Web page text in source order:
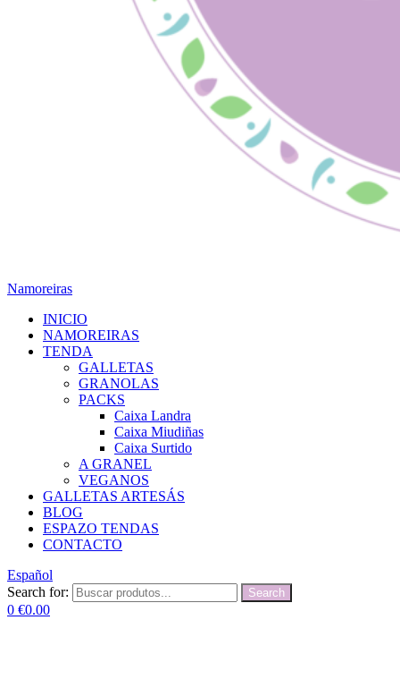
Namoreiras
INICIO
NAMOREIRAS
TENDA
GALLETAS
GRANOLAS
PACKS
Caixa Landra
Caixa Miudiñas
Caixa Surtido
A GRANEL
VEGANOS
GALLETAS ARTESÁS
BLOG
ESPAZO TENDAS
CONTACTO
Español
Search for:
Search
0 €0.00